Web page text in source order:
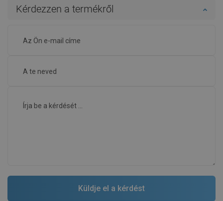
Kérdezzen a termékről